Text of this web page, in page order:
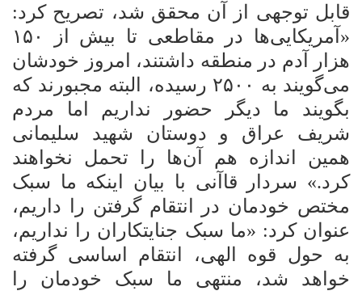
قابل توجهی از آن محقق شد، تصریح کرد:
«آمریکایی‌ها در مقاطعی تا بیش از ۱۵۰
هزار آدم در منطقه داشتند، امروز خودشان
می‌گویند به ۲۵۰۰ رسیده، البته مجبورند که
بگویند ما دیگر حضور نداریم اما مردم
شریف عراق و دوستان شهید سلیمانی
همین اندازه هم آن‌ها را تحمل نخواهند
کرد.» سردار قاآنی با بیان اینکه ما سبک
مختص خودمان در انتقام گرفتن را داریم،
عنوان کرد: «ما سبک جنایتکاران را نداریم،
به حول قوه الهی، انتقام اساسی گرفته
خواهد شد، منتهی ما سبک خودمان را